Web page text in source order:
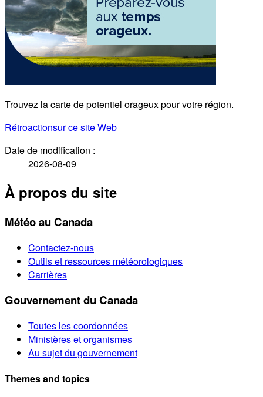
Trouvez la carte de potentiel orageux pour votre région.
Rétroactionsur ce site Web
Date de modification :
2026-08-09
À propos du site
Météo au Canada
Contactez-nous
Outils et ressources météorologiques
Carrières
Gouvernement du Canada
Toutes les coordonnées
Ministères et organismes
Au sujet du gouvernement
Themes and topics